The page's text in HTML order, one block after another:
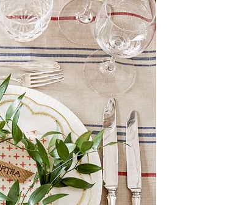
PŮJČOVNA ZELENKAVÝCH UBRUSŮ
550 Kč